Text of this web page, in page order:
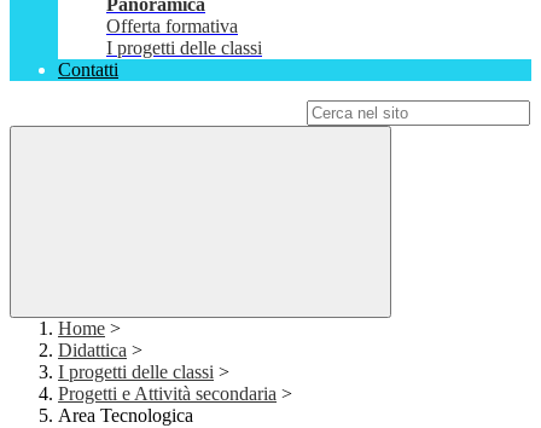
Panoramica
Offerta formativa
I progetti delle classi
Contatti
Home >
Didattica >
I progetti delle classi >
Progetti e Attività secondaria >
Area Tecnologica